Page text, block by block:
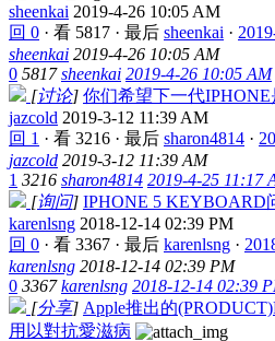
sheenkai 2019-4-26 10:05 AM
回 0 · 看 5817 · 最后 sheenkai ·
sheenkai 2019-4-26 10:05 AM
0 5817 sheenkai 2019-4-26 10:05 AM
[讨论] 你们希望下一代IPHONE
jazcold 2019-3-12 11:39 AM
回 1 · 看 3216 · 最后 sharon4814 ·
jazcold 2019-3-12 11:39 AM
1 3216 sharon4814 2019-4-25 11:17
[询问] IPHONE 5 KEYBOARD
karenlsng 2018-12-14 02:39 PM
回 0 · 看 3367 · 最后 karenlsng ·
karenlsng 2018-12-14 02:39 PM
0 3367 karenlsng 2018-12-14 02:39
[分享] Apple推出的
用以對抗愛滋病